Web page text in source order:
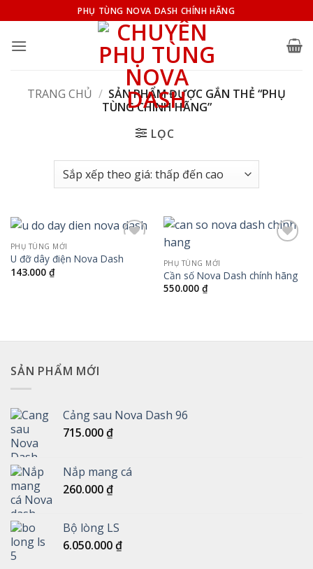
qua
nội
PHỤ TÙNG NOVA DASH CHÍNH HÃNG
TRANG CHỦ / SẢN PHẨM ĐƯỢC GẮN THẺ “PHỤ
TÙNG CHÍNH HÃNG”
LỌC
wishlist
PHỤ TÙNG MỚI
U đỡ dây điện Nova Dash
143.000 ₫
PHỤ TÙNG MỚI
Cần số Nova Dash chính hãng
550.000 ₫
SẢN PHẨM MỚI
Cảng sau Nova Dash 96
715.000₫
Nắp mang cá
260.000₫
Bộ lòng LS
6.050.000₫